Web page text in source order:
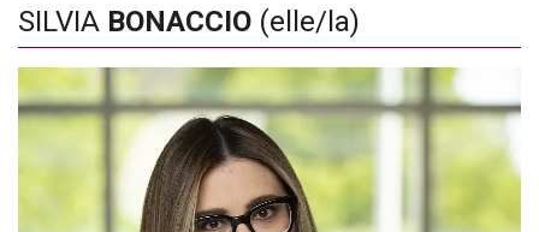
SILVIA BONACCIO (elle/la)